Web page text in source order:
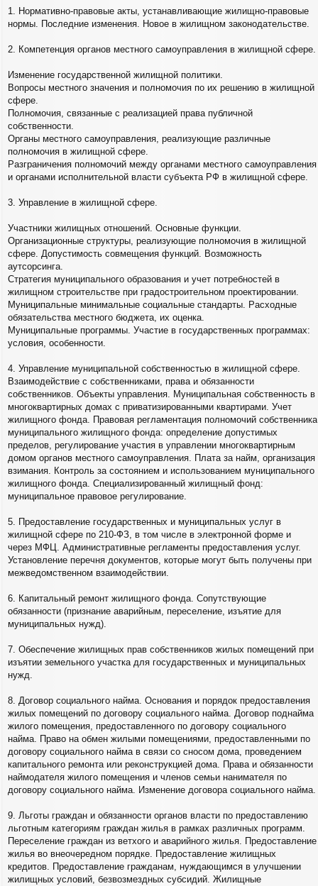
1. Нормативно-правовые акты, устанавливающие жилищно-правовые
нормы. Последние изменения. Новое в жилищном законодательстве.
2. Компетенция органов местного самоуправления в жилищной сфере.
Изменение государственной жилищной политики.
Вопросы местного значения и полномочия по их решению в жилищной
сфере.
Полномочия, связанные с реализацией права публичной
собственности.
Органы местного самоуправления, реализующие различные
полномочия в жилищной сфере.
Разграничения полномочий между органами местного самоуправления
и органами исполнительной власти субъекта РФ в жилищной сфере.
3. Управление в жилищной сфере.
Участники жилищных отношений. Основные функции.
Организационные структуры, реализующие полномочия в жилищной
сфере. Допустимость совмещения функций. Возможность
аутсорсинга.
Стратегия муниципального образования и учет потребностей в
жилищном строительстве при градостроительном проектировании.
Муниципальные минимальные социальные стандарты. Расходные
обязательства местного бюджета, их оценка.
Муниципальные программы. Участие в государственных программах:
условия, особенности.
4. Управление муниципальной собственностью в жилищной сфере.
Взаимодействие с собственниками, права и обязанности
собственников. Объекты управления. Муниципальная собственность в
многоквартирных домах с приватизированными квартирами. Учет
жилищного фонда. Правовая регламентация полномочий собственника
муниципального жилищного фонда: определение допустимых
пределов, регулирование участия в управлении многоквартирным
домом органов местного самоуправления. Плата за найм, организация
взимания. Контроль за состоянием и использованием муниципального
жилищного фонда. Специализированный жилищный фонд:
муниципальное правовое регулирование.
5. Предоставление государственных и муниципальных услуг в
жилищной сфере по 210-ФЗ, в том числе в электронной форме и
через МФЦ. Административные регламенты предоставления услуг.
Установление перечня документов, которые могут быть получены при
межведомственном взаимодействии.
6. Капитальный ремонт жилищного фонда. Сопутствующие
обязанности (признание аварийным, переселение, изъятие для
муниципальных нужд).
7. Обеспечение жилищных прав собственников жилых помещений при
изъятии земельного участка для государственных и муниципальных
нужд.
8. Договор социального найма. Основания и порядок предоставления
жилых помещений по договору социального найма. Договор поднайма
жилого помещения, предоставленного по договору социального
найма. Право на обмен жилыми помещениями, предоставленными по
договору социального найма в связи со сносом дома, проведением
капитального ремонта или реконструкцией дома. Права и обязанности
наймодателя жилого помещения и членов семьи нанимателя по
договору социального найма. Изменение договора социального найма.
9. Льготы граждан и обязанности органов власти по предоставлению
льготным категориям граждан жилья в рамках различных программ.
Переселение граждан из ветхого и аварийного жилья. Предоставление
жилья во внеочередном порядке. Предоставление жилищных
кредитов. Предоставление гражданам, нуждающимся в улучшении
жилищных условий, безвозмездных субсидий. Жилищные